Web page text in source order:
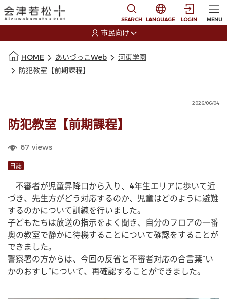
SEARCH
選択すると言語の切
LANGUAGE LOGIN MENU
市民向け
HOME あいづっこWeb
河東学園
防犯教室【前期課程】
2026/06/04
防犯教室【前期課程】
67 views
日誌
不審者が児童昇降口から入り、4年生エリアに歩いて近
づき、先生方がどう対応するのか、児童はどのように避難
するのかについて訓練を行いました。
子どもたちは放送の指示をよく聞き、自分のフロアの一番
奥の教室で静かに待機することについて確認をすることが
できました。
警察署の方からは、今回の反省と不審者対応の合言葉”い
かのおすし”について、再確認することができました。